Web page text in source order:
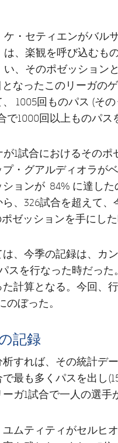
ケ・セティエンがバル
は、楽観を呼び込むも
い、そのポゼッション
なったこのリーガの
1005回ものパス (そ
で1000回以上ものパス
が1試合におけるその
・グアルディオラが
ョンが 84% に達し
、326試合を超えて
ポゼッションを手にした
、今季の記録は、カ
スを行なった時だっ
た計算となる。今回、
のぼった。
記録
すれば、その統計デ
最も多くパスを出し
ガ1試合で一人の選手
ムティティがセルヒ